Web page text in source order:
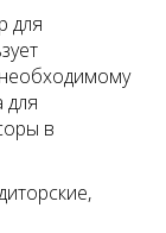
для
для
в